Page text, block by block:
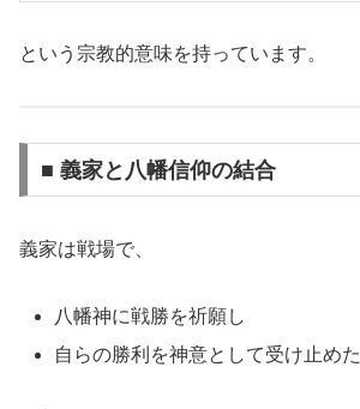
という宗教的意味を持っています。
■ 義家と八幡信仰の結合
義家は戦場で、
八幡神に戦勝を祈願し
自らの勝利を神意として受け止めた